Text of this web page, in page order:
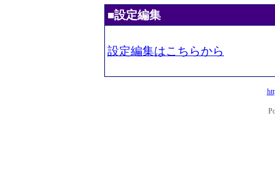
■設定編集
設定編集はこちらから